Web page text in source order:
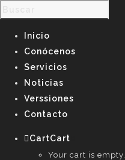
Inicio
Conócenos
Servicios
Noticias
Verssiones
Contacto
CartCart
Your cart is empty.